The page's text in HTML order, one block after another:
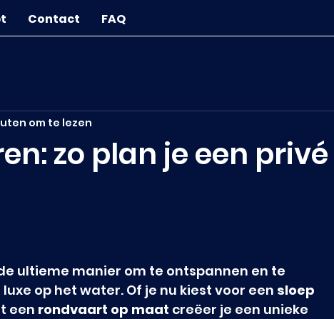
Contact FAQ
zo plan je een privé
om te lezen
ultieme manier om te ontspannen en te
op het water. Of je nu kiest voor een sloep
een rondvaart op maat creëer je een unieke